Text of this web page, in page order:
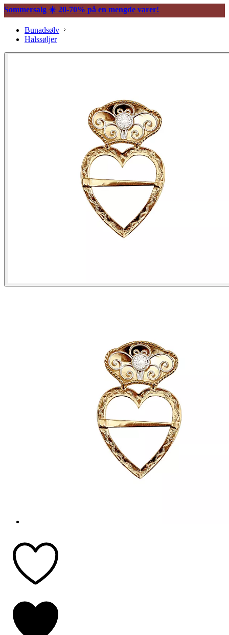
Sommersalg ☀️ 20-70% på en mengde varer!
Bunadsølv
Halssøljer